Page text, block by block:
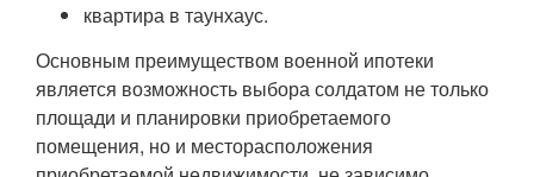
квартира в таунхаус.
Основным преимуществом военной ипотеки
является возможность выбора солдатом не только
площади и планировки приобретаемого
помещения, но и месторасположения